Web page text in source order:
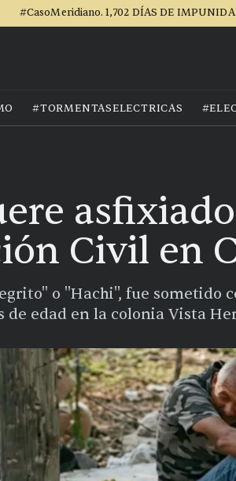
#CasoMeridiano. 1,702 DÍAS DE
#TORMENTASELECTRICAS
Civil en
o "Hachi", fue
de edad en la colonia Vista